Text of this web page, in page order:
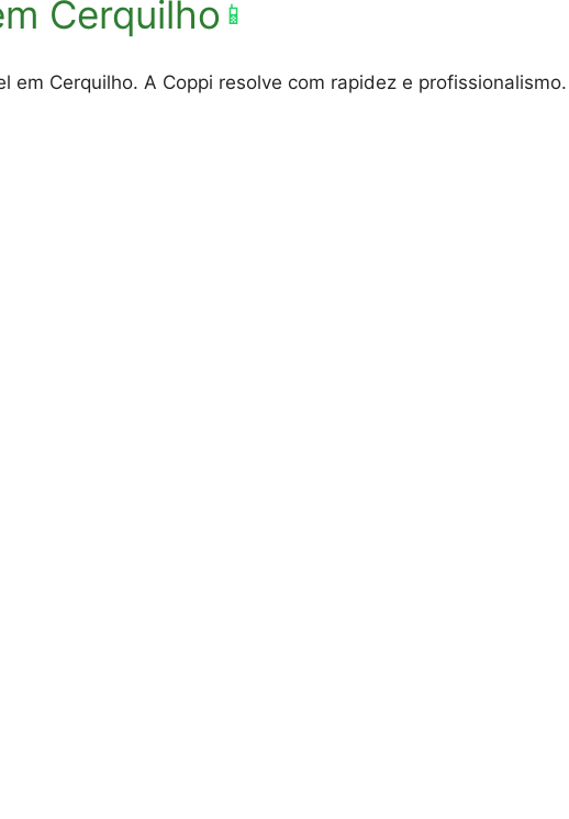
Cerquilho 📱
Cerquilho. A Coppi resolve com rapidez e profissionalismo.